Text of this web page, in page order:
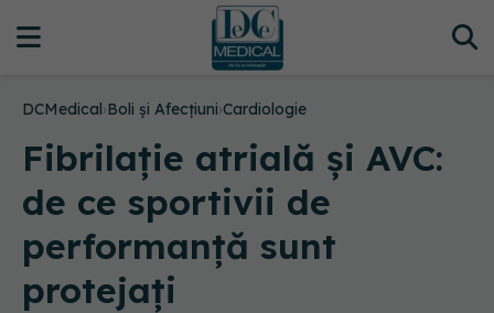
DCMedical›Boli și Afecțiuni›Cardiologie
Fibrilație atrială și AVC:
de ce sportivii de
performanță sunt
protejați